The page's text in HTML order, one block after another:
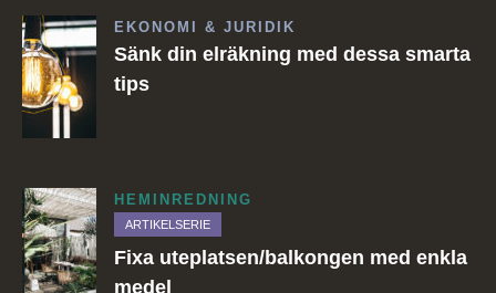
EKONOMI & JURIDIK
Sänk din elräkning med dessa smarta
tips
HEMINREDNING
ARTIKELSERIE
Fixa uteplatsen/balkongen med enkla
medel